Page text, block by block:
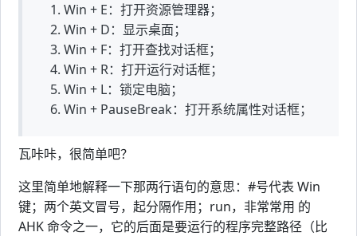
Win + E：打开资源管理器；
Win + D：显示桌面；
Win + F：打开查找对话框；
Win + R：打开运行对话框；
Win + L：锁定电脑；
Win + PauseBreak：打开系统属性对话框；
瓦咔咔，很简单吧？
这里简单地解释一下那两行语句的意思：#号代表 Win
键；两个英文冒号，起分隔作用；run，非常常用 的
AHK 命令之一，它的后面是要运行的程序完整路径（比